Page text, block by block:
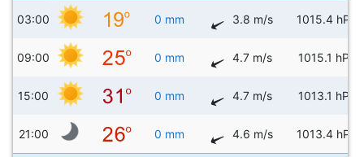
03:00 0 mm 3.8 m/s 1015.4 hPa
09:00 0 mm 4.7 m/s 1015.1 hPa
15:00 0 mm 4.7 m/s 1013.1 hPa
21:00 0 mm 4.6 m/s 1013.4 hPa